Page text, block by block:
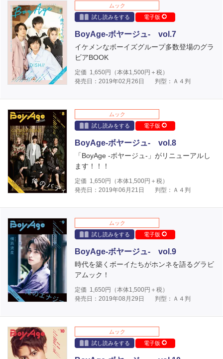
ムック
試し読みをする
電子版
BoyAge-ボヤージュ- vol.7
イケメンなボーイズグループ多数登場のグラ
ビアBOOK
定価 1,650円（本体1,500円＋税）
発売日：2019年02月26日
判型：Ａ４判
ムック
試し読みをする
電子版
BoyAge-ボヤージュ- vol.8
「BoyAge -ボヤージュ-」がリニューアルし
ます！！！
定価 1,650円（本体1,500円＋税）
発売日：2019年06月21日
判型：Ａ４判
ムック
試し読みをする
電子版
BoyAge-ボヤージュ- vol.9
時代を築くボーイたちがホンネを語るグラビ
アムック！
定価 1,650円（本体1,500円＋税）
発売日：2019年08月29日
判型：Ａ４判
ムック
試し読みをする
電子版